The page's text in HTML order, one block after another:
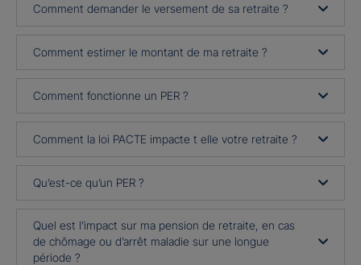
Comment demander le versement de sa retraite ?
Comment estimer le montant de ma retraite ?
Comment fonctionne un PER ?
Comment la loi PACTE impacte t elle votre retraite ?
Qu’est-ce qu’un PER ?
Quel est l’impact sur ma pension de retraite, en cas
de chômage ou d’arrêt maladie sur une longue
période ?